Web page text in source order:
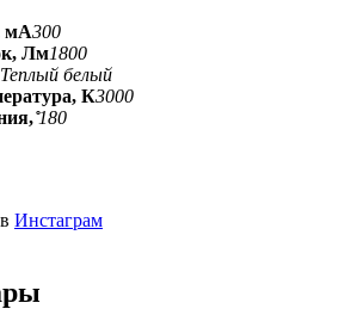
мА300
Лм1800
Теплый белый
К3000
180
Инстаграм